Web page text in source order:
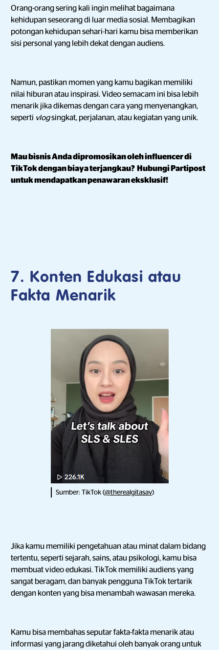
Orang-orang sering kali ingin melihat bagaimana
kehidupan seseorang di luar media sosial. Membagikan
potongan kehidupan sehari-hari kamu bisa memberikan
sisi personal yang lebih dekat dengan audiens.
Namun, pastikan momen yang kamu bagikan memiliki
nilai hiburan atau inspirasi. Video semacam ini bisa lebih
menarik jika dikemas dengan cara yang menyenangkan,
seperti vlogsingkat, perjalanan, atau kegiatan yang unik.
Mau bisnis Anda dipromosikan oleh influencer di
TikTok dengan biaya terjangkau? Hubungi Partipost
untuk mendapatkan penawaran eksklusif!
7. Konten Edukasi atau
Fakta Menarik
Sumber: TikTok (@therealgitasav)
Jika kamu memiliki pengetahuan atau minat dalam bidang
tertentu, seperti sejarah, sains, atau psikologi, kamu bisa
membuat video edukasi. TikTok memiliki audiens yang
sangat beragam, dan banyak pengguna TikTok tertarik
dengan konten yang bisa menambah wawasan mereka.
Kamu bisa membahas seputar fakta-fakta menarik atau
informasi yang jarang diketahui oleh banyak orang untuk